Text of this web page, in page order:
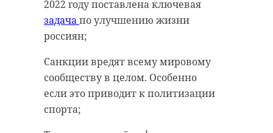
2022 году поставлена ключевая
задачапо улучшению жизни
россиян;
Санкции вредят всему мировому
сообществу в целом. Особенно
если это приводит к политизации
спорта;